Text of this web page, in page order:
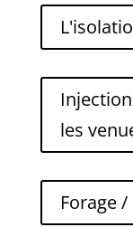
les
Forage /